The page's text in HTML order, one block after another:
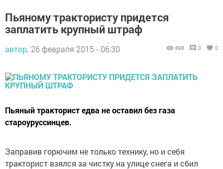
Пьяному трактористу придется
заплатить крупный штраф
автор, 26 февраля 2015 - 06:30 898 0 0
Пьяный тракторист едва не оставил без газа
староуруссинцев.
Заправив горючим не только технику, но и себя
тракторист взялся за чистку на улице снега и сбил